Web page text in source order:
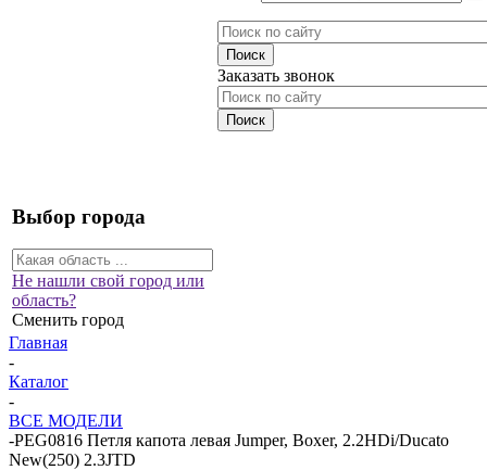
Заказать звонок
Выбор города
Не нашли свой город или
область?
Сменить город
Главная
-
Каталог
-
ВСЕ МОДЕЛИ
-PEG0816 Петля капота левая Jumper, Boxer, 2.2HDi/Ducato
New(250) 2.3JTD